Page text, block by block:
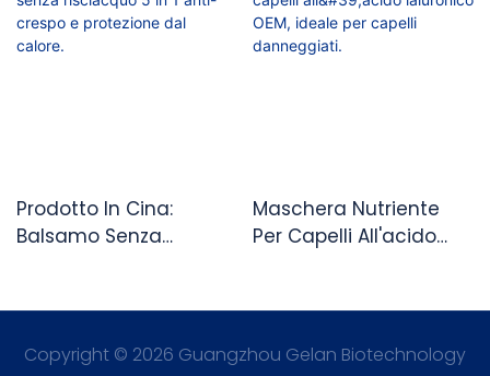
Prodotto In Cina:
Balsamo Senza
Calore.
Maschera Nutriente
Per Capelli All'acido
Danneggiati.
Copyright © 2026 Guangzhou Gelan Biotechnology